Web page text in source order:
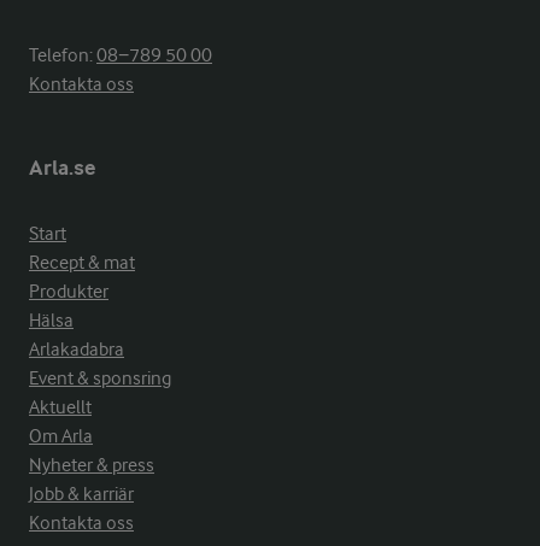
Telefon:08−789 50 00
Kontakta oss
Arla.se
Start
Recept & mat
Produkter
Hälsa
Arlakadabra
Event & sponsring
Aktuellt
Om Arla
Nyheter & press
Jobb & karriär
Kontakta oss